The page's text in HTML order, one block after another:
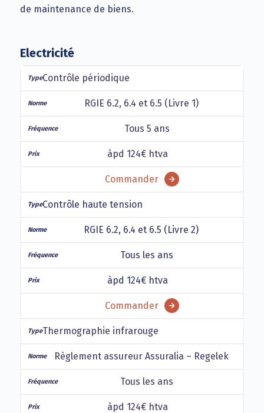
de maintenance de biens.
Electricité
Contrôle périodique
RGIE 6.2, 6.4 et 6.5 (Livre 1)
Tous 5 ans
àpd 124€ htva
Commander
Contrôle haute tension
RGIE 6.2, 6.4 et 6.5 (Livre 2)
Tous les ans
àpd 124€ htva
Commander
Thermographie infrarouge
Règlement assureur Assuralia – Regelek
Tous les ans
àpd 124€ htva